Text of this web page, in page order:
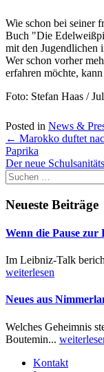
Wie schon bei seiner
Buch "Die
mit den Jugendlichen
Wer schon vorher
erfahren möchte,
Foto: Stefan Haas /
Posted in News &
Post
navigation
← Marokko duftet
Paprika
Der neue
Suchen
nach:
Neueste Beiträge
Wenn die Pause
Im Leibniz-Talk
weiterlesen
Neues aus
Welches Geheimnis
Boutemin...
Kontakt